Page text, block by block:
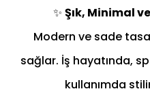
✨ Şık, Minimal
Modern ve sade
sağlar. İş hayatında,
kullanımda